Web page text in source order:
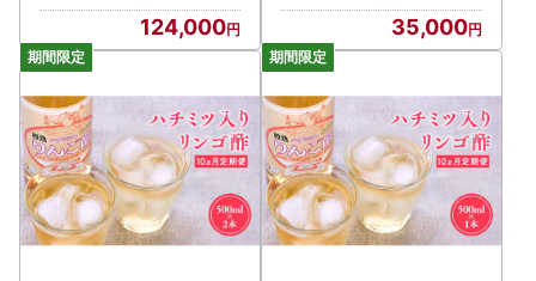
124,000 35,000